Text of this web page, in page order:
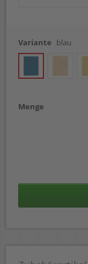
Variante blau
Menge